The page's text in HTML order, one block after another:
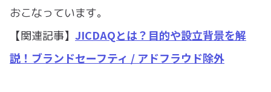
おこなっています。
【関連記事】 JICDAQとは？目的や設立背景を解
説！ブランドセーフティ / アドフラウド除外